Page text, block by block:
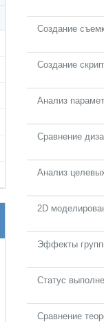
Создание
Создание
Анализ
Сравнение
Анализ
2D
Эффекты
Статус
Сравнение